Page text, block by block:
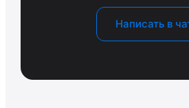
Написать в